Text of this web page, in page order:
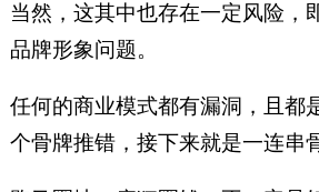
当然，这其中也存在一定风险，
品牌形象问题。
任何的商业模式都有漏洞，且都
个骨牌推错，接下来就是一连串